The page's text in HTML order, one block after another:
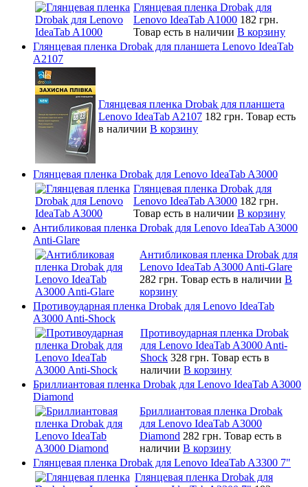
Глянцевая пленка Drobak для
Lenovo IdeaTab A1000 182 грн.
Товар есть в наличии В корзину
Глянцевая пленка Drobak для планшета Lenovo IdeaTab
A2107
Глянцевая пленка Drobak для планшета
Lenovo IdeaTab A2107 182 грн. Товар есть
в наличии В корзину
Глянцевая пленка Drobak для Lenovo IdeaTab A3000
Глянцевая пленка Drobak для
Lenovo IdeaTab A3000 182 грн.
Товар есть в наличии В корзину
Антибликовая пленка Drobak для Lenovo IdeaTab A3000
Anti-Glare
Антибликовая пленка Drobak для
Lenovo IdeaTab A3000 Anti-Glare
282 грн. Товар есть в наличии В
корзину
Противоударная пленка Drobak для Lenovo IdeaTab
A3000 Anti-Shock
Противоударная пленка Drobak
для Lenovo IdeaTab A3000 Anti-
Shock 328 грн. Товар есть в
наличии В корзину
Бриллиантовая пленка Drobak для Lenovo IdeaTab A3000
Diamond
Бриллиантовая пленка Drobak
для Lenovo IdeaTab A3000
Diamond 282 грн. Товар есть в
наличии В корзину
Глянцевая пленка Drobak для Lenovo IdeaTab A3300 7"
Глянцевая пленка Drobak для